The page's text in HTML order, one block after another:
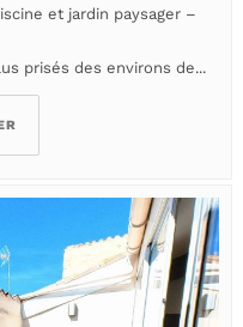
et jardin paysager –
prisés des environs de...